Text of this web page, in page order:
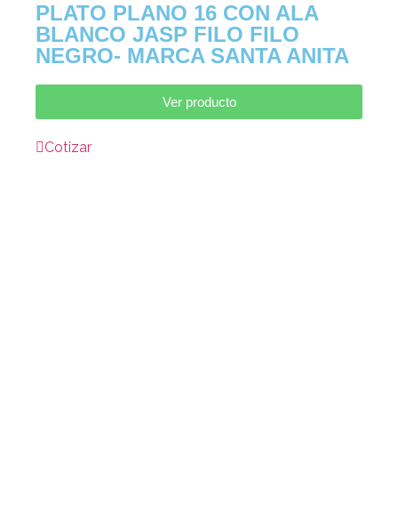
PLATO PLANO 16 CON ALA
BLANCO JASP FILO FILO
NEGRO- MARCA SANTA ANITA
Ver producto
Cotizar